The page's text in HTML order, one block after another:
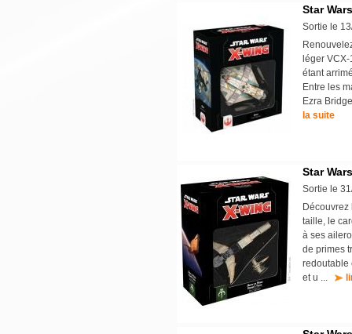
Star
Sortie le
léger
étant
Entre les
Ezra
la suite
Star
Sortie le
taille, le
à ses
de primes
redoutable
et u ...